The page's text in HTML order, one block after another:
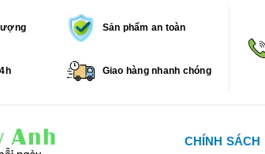
Sản phẩm an toàn
Giao hàng nhanh chóng
CHÍNH SÁCH